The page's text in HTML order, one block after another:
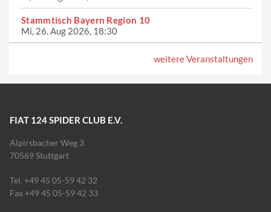
Stammtisch Bayern Region 10
Mi, 26. Aug 2026, 18:30
weitere Veranstaltungen
FIAT 124 SPIDER CLUB E.V.
Alpirsbacher Weg 3
70569 Stuttgart
Tel. +49 45 05-59 42 32
Fax +49 45 05-59 42 33